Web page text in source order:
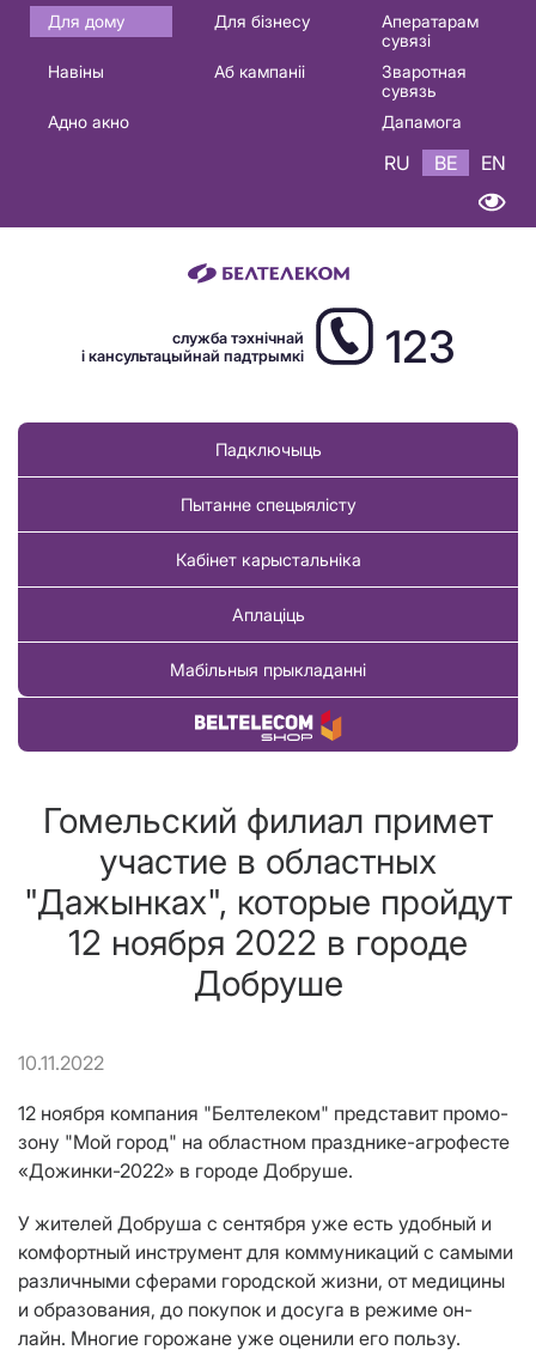
Основная
навигация
Для дому Для бізнесу
Аператарам
сувязі
Навіны
Аб кампаніі
Зваротная
сувязь
Адно акно
Дапамога
RU BE EN
служба тэхнічнай
і кансультацыйнай падтрымкі
123
Падключыць
Пытанне спецыялісту
Кабінет карыстальніка
Аплаціць
Мабільныя прыкладанні
Купіць тавар
Гомельский филиал примет
участие в областных
"Дажынках", которые пройдут
12 ноября 2022 в городе
Добруше
10.11.2022
12 ноября компания "Белтелеком" представит промо-
зону "Мой город" на областном празднике-агро­фесте
«Дожинки-2022» в городе Добруше.
У жителей Добруша с сентября уже есть удобный и
комфортный инструмент для коммуникаций с самыми
различными сферами городской жизни, от медицины
и образования, до покупок и досуга в режиме он-
лайн. Многие горожане уже оценили его пользу.